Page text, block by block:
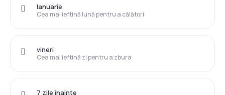
Cea mai ieftină lună pentru a călători
Ianuarie
Cea mai ieftină zi pentru a zbura
vineri
7 zile înainte